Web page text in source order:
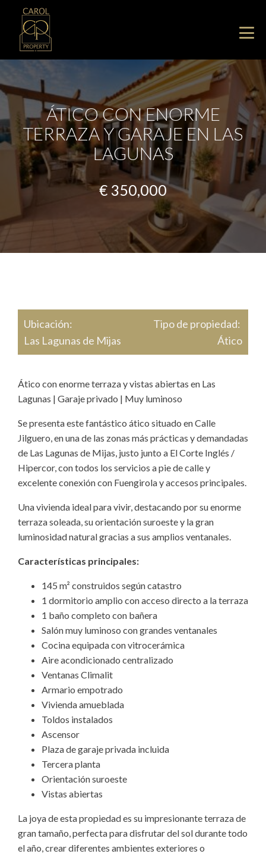
ÁTICO CON ENORME
TERRAZA Y GARAJE EN LAS
LAGUNAS
€ 350,000
Ubicación:
Las Lagunas de Mijas
Tipo de propiedad:
Ático
Ático con enorme terraza y vistas abiertas en Las
Lagunas | Garaje privado | Muy luminoso
Se presenta este fantástico ático situado en Calle
Jilguero, en una de las zonas más prácticas y demandadas
de Las Lagunas de Mijas, justo junto a El Corte Inglés /
Hipercor, con todos los servicios a pie de calle y
excelente conexión con Fuengirola y accesos principales.
Una vivienda ideal para vivir, destacando por su enorme
terraza soleada, su orientación suroeste y la gran
luminosidad natural gracias a sus amplios ventanales.
Características principales:
145 m² construidos según catastro
1 dormitorio amplio con acceso directo a la terraza
1 baño completo con bañera
Salón muy luminoso con grandes ventanales
Cocina equipada con vitrocerámica
Aire acondicionado centralizado
Ventanas Climalit
Armario empotrado
Vivienda amueblada
Toldos instalados
Ascensor
Plaza de garaje privada incluida
Tercera planta
Orientación suroeste
Vistas abiertas
La joya de esta propiedad es su impresionante terraza de
gran tamaño, perfecta para disfrutar del sol durante todo
el año, crear diferentes ambientes exteriores o